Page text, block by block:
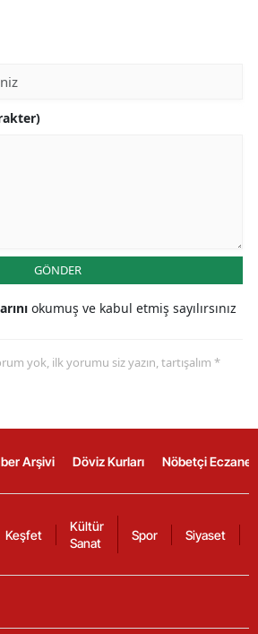
GÖNDER
okumuş ve kabul etmiş sayılırsınız
yok, ilk yorumu siz yazın, tartışalım *
Arşivi Döviz Kurları Nöbetçi
Keşfet
Kültür
Sanat
Spor Siyaset